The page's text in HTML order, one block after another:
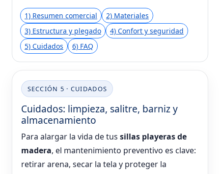
1) Resumen comercial
2) Materiales
3) Estructura y plegado
4) Confort y seguridad
5) Cuidados
6) FAQ
SECCIÓN 5 · CUIDADOS
Cuidados: limpieza, salitre, barniz y
almacenamiento
Para alargar la vida de tussillas playeras de
madera, el mantenimiento preventivo es clave:
retirar arena, secar la tela y proteger la